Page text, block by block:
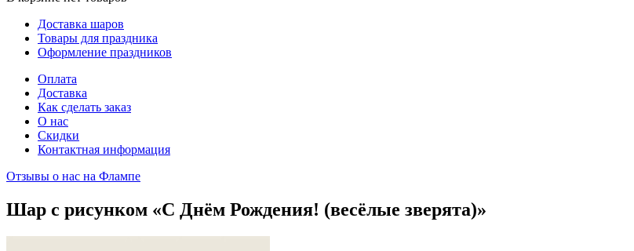
Доставка шаров
Товары для праздника
Оформление праздников
Оплата
Доставка
Как сделать заказ
О нас
Скидки
Контактная информация
Отзывы о нас на Флампе
Шар с рисунком «С Днём Рождения! (весёлые зверята)»